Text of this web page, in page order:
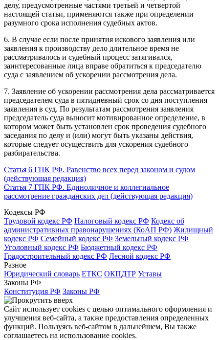
делу, предусмотренные частями третьей и четвертой
настоящей статьи, применяются также при определении
разумного срока исполнения судебных актов.
6. В случае если после принятия искового заявления или
заявления к производству дело длительное время не
рассматривалось и судебный процесс затягивался,
заинтересованные лица вправе обратиться к председателю
суда с заявлением об ускорении рассмотрения дела.
7. Заявление об ускорении рассмотрения дела рассматривается
председателем суда в пятидневный срок со дня поступления
заявления в суд. По результатам рассмотрения заявления
председатель суда выносит мотивированное определение, в
котором может быть установлен срок проведения судебного
заседания по делу и (или) могут быть указаны действия,
которые следует осуществить для ускорения судебного
разбирательства.
Статья 6 ГПК РФ. Равенство всех перед законом и судом
(действующая редакция)
Статья 7 ГПК РФ. Единоличное и коллегиальное
рассмотрение гражданских дел (действующая редакция)
Кодексы РФ
Трудовой кодекс РФ Налоговый кодекс РФ Кодекс об
административных правонарушениях (КоАП РФ) Жилищный
кодекс РФ Семейный кодекс РФ Земельный кодекс РФ
Уголовный кодекс РФ Бюджетный кодекс РФ
Градостроительный кодекс РФ Лесной кодекс РФ
Разное
Юридический словарь ЕТКС ОКПДТР Уставы
Законы РФ
Конституция РФ Законы РФ
Сайт использует cookies с целью оптимального оформления и
улучшения веб-сайта, а также предоставления определенных
функций. Пользуясь веб-сайтом в дальнейшем, Вы также
соглашаетесь на использование cookies.